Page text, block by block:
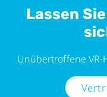
Lassen
Unübertroffene